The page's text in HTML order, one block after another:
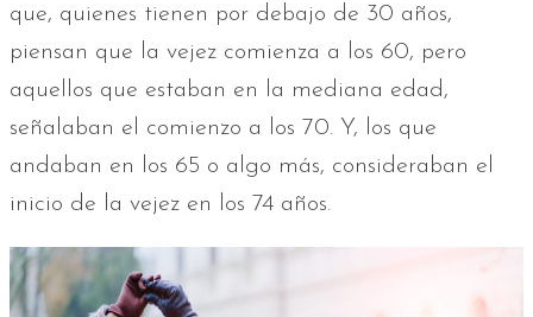
que, quienes tienen por debajo de 30 años,
piensan que la vejez comienza a los 60, pero
aquellos que estaban en la mediana edad,
señalaban el comienzo a los 70. Y, los que
andaban en los 65 o algo más, consideraban el
inicio de la vejez en los 74 años.